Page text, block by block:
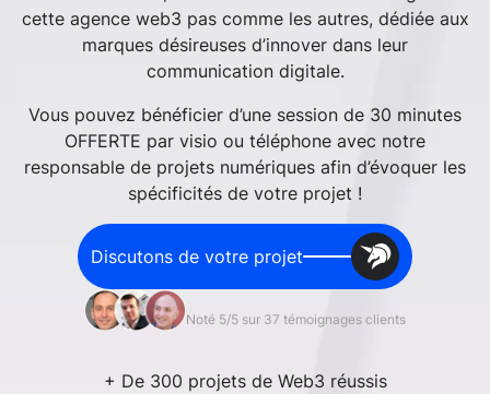
cette agence web3 pas comme les autres, dédiée aux
marques désireuses d’innover dans leur
communication digitale.
Vous pouvez bénéficier d’une session de 30 minutes
OFFERTE par visio ou téléphone avec notre
responsable de projets numériques afin d’évoquer les
spécificités de votre projet !
Discutons de votre projet
Noté 5/5 sur 37 témoignages clients
+ De 300 projets de Web3 réussis